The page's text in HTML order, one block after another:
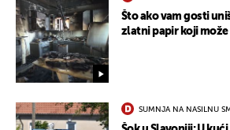
Što ako vam gosti
zlatni papir koji
SUMNJA NA NASILNU